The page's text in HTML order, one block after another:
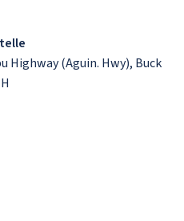
Highway (Aguin. Hwy), Buck